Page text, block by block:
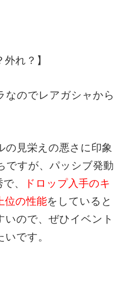
れ？】
なのでレアガシャから
の見栄えの悪さに印象
ですが、パッシブ発動
、
ドロップ入手のキ
位の性能をしていると
いので、ぜひイベント
です。